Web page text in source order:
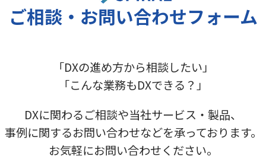
ご相談・お問い合わせフォーム
「DXの進め方から相談したい」
「こんな業務もDXできる？」
DXに関わるご相談や当社サービス・製品、
事例に関するお問い合わせなどを承っております。
お気軽にお問い合わせください。